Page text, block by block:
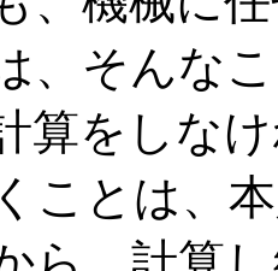
、そんな
算をしな
ことは、